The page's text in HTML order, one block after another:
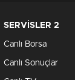
SERVİSLER 2
Canlı Borsa
Canlı Sonuçlar